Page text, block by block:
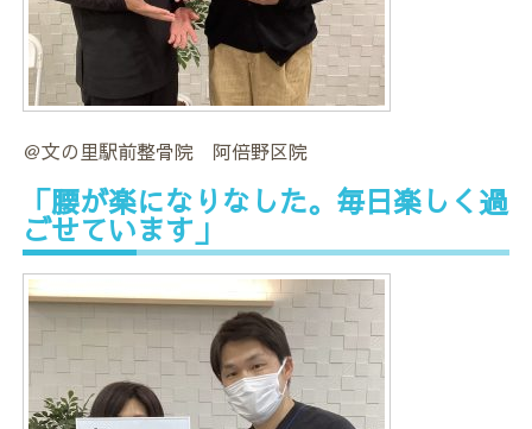
＠文の里駅前整骨院 阿倍野区院
「腰が楽になりなした。毎日楽しく過
ごせています」